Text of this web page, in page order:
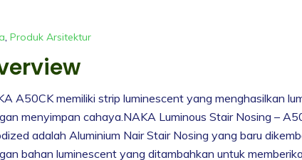
, Produk Arsitektur
A50CK memiliki strip luminescent yang menghasilkan
menyimpan cahaya.NAKA Luminous Stair Nosing –
adalah Aluminium Nair Stair Nosing yang baru
bahan luminescent yang ditambahkan untuk